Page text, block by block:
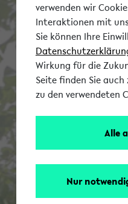
verwenden wir
Interaktionen mit
Sie können Ihre
Wirkung für die
Seite finden Sie
zu den verwendeten
Alle
Nur